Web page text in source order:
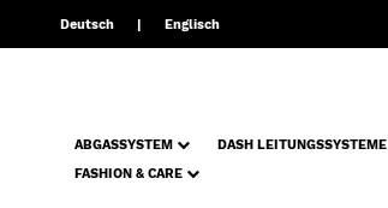
Deutsch Englisch
ABGASSYSTEM DASH LEITUNGSSYSTEME
FASHION & CARE